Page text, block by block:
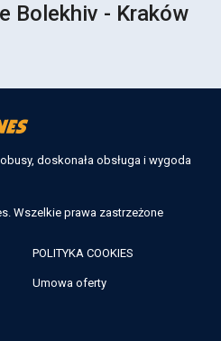
Bolekhiv - Kraków
doskonała obsługa i wygoda
Wszelkie prawa zastrzeżone
POLITYKA COOKIES
Umowa oferty